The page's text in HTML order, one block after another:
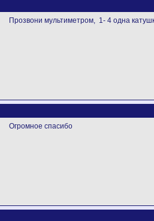
Прозвони мультиметром, 1- 4 одна
Огромное спасибо